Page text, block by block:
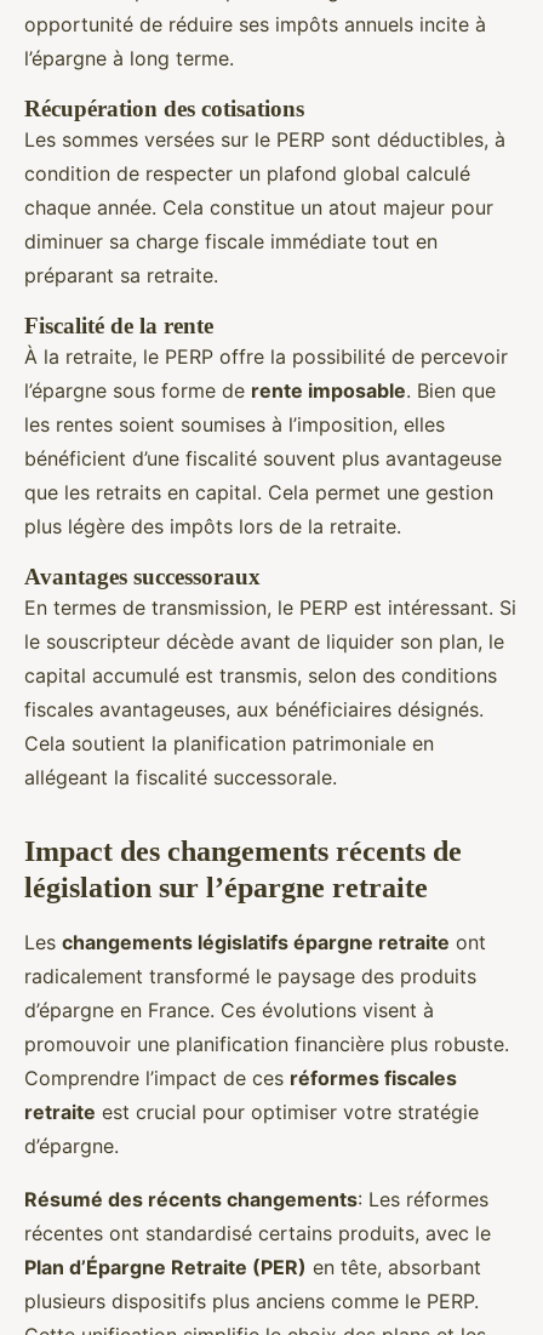
opportunité de réduire ses impôts annuels incite à
l’épargne à long terme.
Récupération des cotisations
Les sommes versées sur le PERP sont déductibles, à
condition de respecter un plafond global calculé
chaque année. Cela constitue un atout majeur pour
diminuer sa charge fiscale immédiate tout en
préparant sa retraite.
Fiscalité de la rente
À la retraite, le PERP offre la possibilité de percevoir
l’épargne sous forme de rente imposable. Bien que
les rentes soient soumises à l’imposition, elles
bénéficient d’une fiscalité souvent plus avantageuse
que les retraits en capital. Cela permet une gestion
plus légère des impôts lors de la retraite.
Avantages successoraux
En termes de transmission, le PERP est intéressant. Si
le souscripteur décède avant de liquider son plan, le
capital accumulé est transmis, selon des conditions
fiscales avantageuses, aux bénéficiaires désignés.
Cela soutient la planification patrimoniale en
allégeant la fiscalité successorale.
Impact des changements récents de
législation sur l’épargne retraite
Les changements législatifs épargne retraite ont
radicalement transformé le paysage des produits
d’épargne en France. Ces évolutions visent à
promouvoir une planification financière plus robuste.
Comprendre l’impact de ces réformes fiscales
retraite est crucial pour optimiser votre stratégie
d’épargne.
Résumé des récents changements: Les réformes
récentes ont standardisé certains produits, avec le
Plan d’Épargne Retraite (PER) en tête, absorbant
plusieurs dispositifs plus anciens comme le PERP.